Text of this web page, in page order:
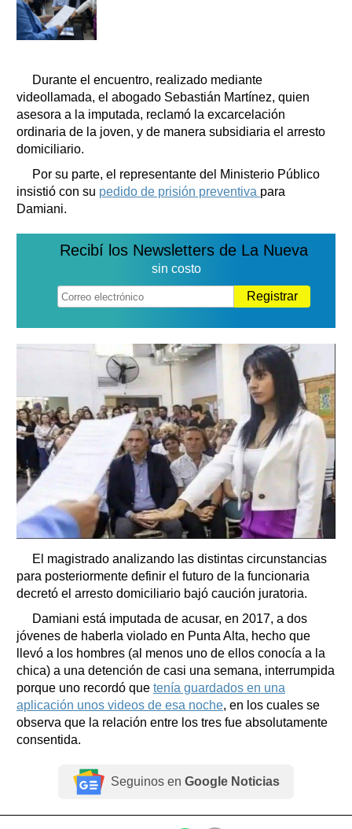
Durante el encuentro, realizado mediante
videollamada, el abogado Sebastián Martínez, quien
asesora a la imputada, reclamó la excarcelación
ordinaria de la joven, y de manera subsidiaria el arresto
domiciliario.
Por su parte, el representante del Ministerio Público
insistió con su pedido de prisión preventiva para
Damiani.
Recibí los Newsletters de La Nueva
sin costo
Registrar
El magistrado analizando las distintas circunstancias
para posteriormente definir el futuro de la funcionaria
decretó el arresto domiciliario bajó caución juratoria.
Damiani está imputada de acusar, en 2017, a dos
jóvenes de haberla violado en Punta Alta, hecho que
llevó a los hombres (al menos uno de ellos conocía a la
chica) a una detención de casi una semana, interrumpida
porque uno recordó que tenía guardados en una
aplicación unos videos de esa noche, en los cuales se
observa que la relación entre los tres fue absolutamente
consentida.
Seguinos en Google Noticias